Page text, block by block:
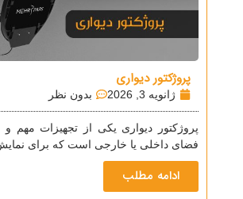
پروژکتور دیواری
ژانویه 3, 2026 بدون نظر
پروژکتور دیواری یکی از تجهیزات مهم
فضای داخلی یا خارجی است که برای نمایش
ادامه مطلب